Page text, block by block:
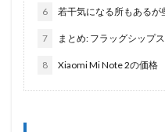
6 若干気になる所もあるが
7 まとめ: フラッグシップ
8 Xiaomi Mi Note 2の価格